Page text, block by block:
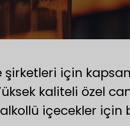
için
kaliteli özel
içecekler için